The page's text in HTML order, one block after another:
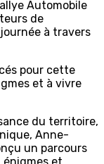
Automobile
de
à travers
pour cette
et à vivre
du territoire,
Anne-
un parcours